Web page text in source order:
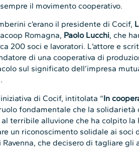
il movimento cooperativo.
c’erano il presidente di Cocif,
Romagna, Paolo Lucchi, che
200 soci e lavoratori. L’attore e
di una cooperativa di
sul significato dell’impresa
di Cocif, intitolata “In
fondamentale che la solidarietà
terribile alluvione che ha colpito la
un riconoscimento solidale ai soci
Ravenna, che decisero di tagliare